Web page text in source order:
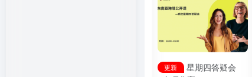
更新
星期四答疑会